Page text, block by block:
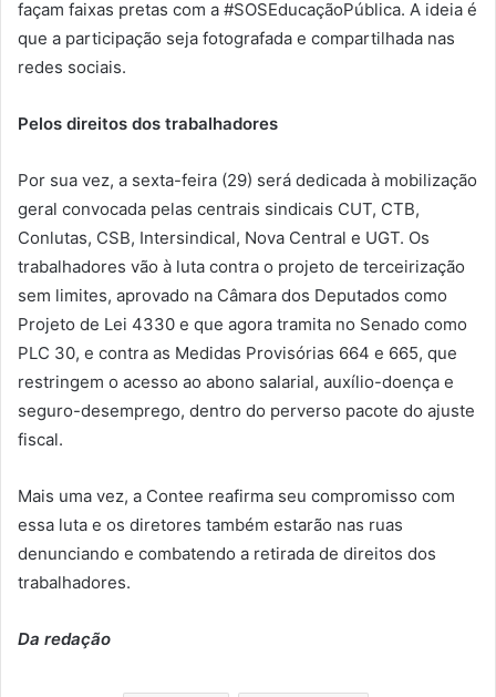
façam faixas pretas com a #SOSEducaçãoPública. A ideia é
que a participação seja fotografada e compartilhada nas
redes sociais.
Pelos direitos dos trabalhadores
Por sua vez, a sexta-feira (29) será dedicada à mobilização
geral convocada pelas centrais sindicais CUT, CTB,
Conlutas, CSB, Intersindical, Nova Central e UGT. Os
trabalhadores vão à luta contra o projeto de terceirização
sem limites, aprovado na Câmara dos Deputados como
Projeto de Lei 4330 e que agora tramita no Senado como
PLC 30, e contra as Medidas Provisórias 664 e 665, que
restringem o acesso ao abono salarial, auxílio-doença e
seguro-desemprego, dentro do perverso pacote do ajuste
fiscal.
Mais uma vez, a Contee reafirma seu compromisso com
essa luta e os diretores também estarão nas ruas
denunciando e combatendo a retirada de direitos dos
trabalhadores.
Da redação